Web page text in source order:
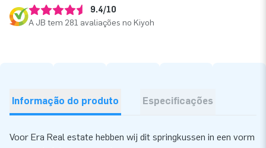
9.4/10
A JB tem 281 avaliações no Kiyoh
Informação do produto Especificações
Voor Era Real estate hebben wij dit springkussen in een vorm